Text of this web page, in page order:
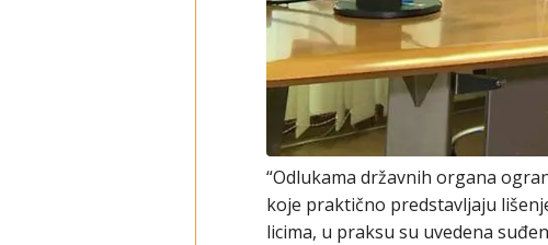
“Odlukama državnih organa
koje praktično predstavljaju
licima, u praksu su uvedena